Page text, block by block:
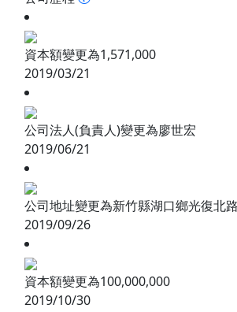
資本額變更為1,571,000
2019/03/21
公司法人(負責人)變更為廖世宏
2019/06/21
公司地址變更為新竹縣湖口鄉光復北
2019/09/26
資本額變更為100,000,000
2019/10/30